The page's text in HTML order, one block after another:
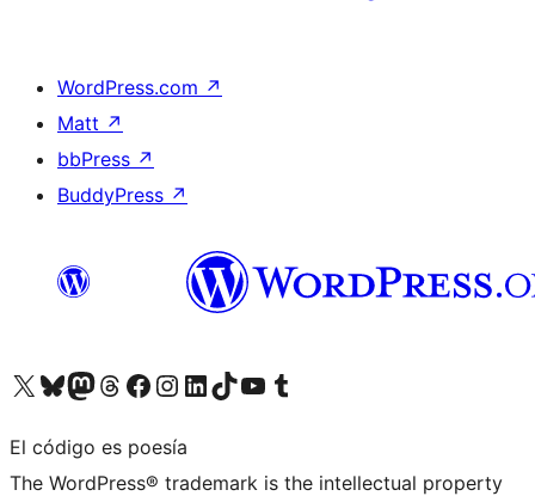
WordPress.com ↗
Matt ↗
bbPress ↗
BuddyPress ↗
Visita nuestra cuenta de X (anteriormente Twitter)
Visita nuestra cuenta de Bluesky
Visita nuestra cuenta de Mastodon
Visita nuestra cuenta de Threads
Visita nuestra página de Facebook
Visita nuestra cuenta de Instagram
Visita nuestra cuenta de LinkedIn
Visita nuestra cuenta de TikTok
Visita nuestro canal de YouTube
Visita nuestra cuenta de Tumblr
El código es poesía
The WordPress® trademark is the intellectual property